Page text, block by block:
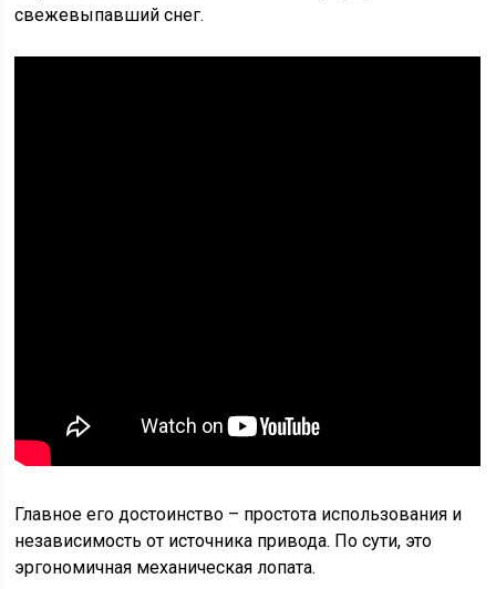
свежевыпавший снег.
Главное его достоинство – простота использования и
независимость от источника привода. По сути, это
эргономичная механическая лопата.